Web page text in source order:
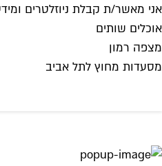
אני מאשר/ת קבלת ניוזלטרים
אוכלים שותים
מצפה רמון
מסעדות מחוץ לתל אביב